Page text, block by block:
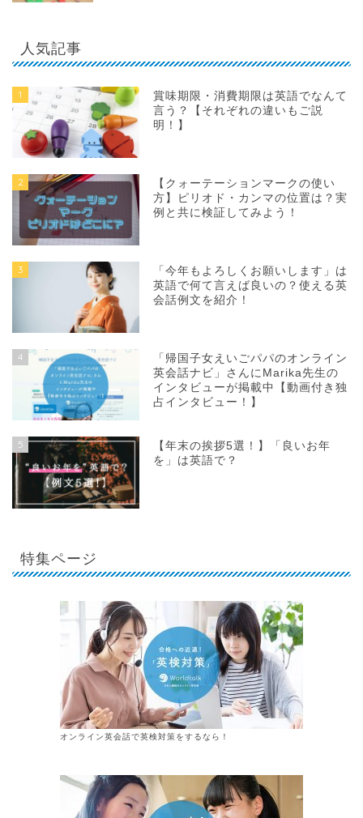
人気記事
1
賞味期限・消費期限は英語でなんて
言う？【それぞれの違いもご説
明！】
2
【クォーテーションマークの使い
方】ピリオド・カンマの位置は？実
例と共に検証してみよう！
3
「今年もよろしくお願いします」は
英語で何て言えば良いの？使える英
会話例文を紹介！
4
「帰国子女えいごパパのオンライン
英会話ナビ」さんにMarika先生の
インタビューが掲載中【動画付き独
占インタビュー！】
5
【年末の挨拶5選！】「良いお年
を」は英語で？
特集ページ
オンライン英会話で英検対策をするなら！